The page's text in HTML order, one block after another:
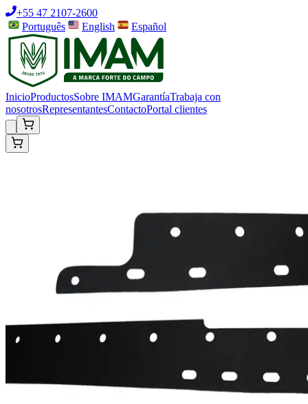
+55 47 2107-2600
Português
English Español
InicioProductosSobre IMAMGarantíaTrabaja con
nosotrosRepresentantesContactoPortal clientes